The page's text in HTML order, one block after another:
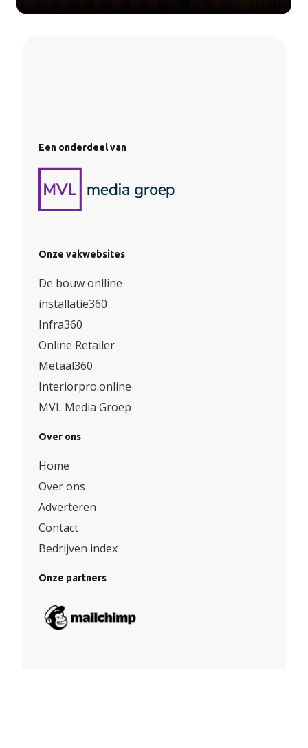
Een onderdeel van
Onze vakwebsites
De bouw onlline
installatie360
Infra360
Online Retailer
Metaal360
Interiorpro.online
MVL Media Groep
Over ons
Home
Over ons
Adverteren
Contact
Bedrijven index
Onze partners